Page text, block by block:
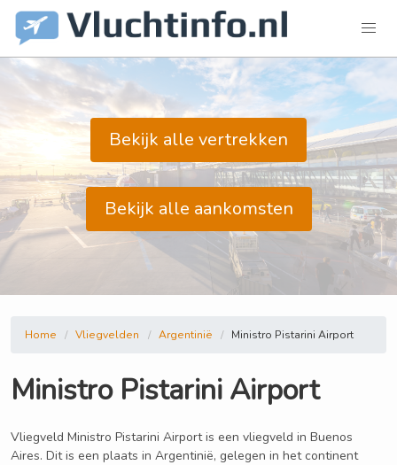
Bekijk alle vertrekken
Bekijk alle aankomsten
Home Vliegvelden Argentinië Ministro Pistarini Airport
Ministro Pistarini Airport
Vliegveld Ministro Pistarini Airport is een vliegveld in Buenos
Aires. Dit is een plaats in Argentinië, gelegen in het continent